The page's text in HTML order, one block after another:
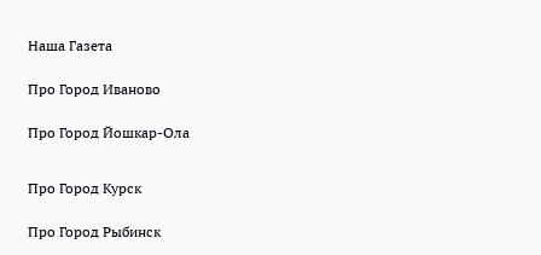
Наша Газета
Про Город Иваново
Про Город Йошкар-Ола
Про Город Курск
Про Город Рыбинск